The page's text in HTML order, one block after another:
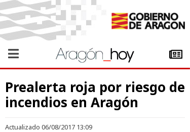
Prealerta roja por riesgo de
incendios en Aragón
Actualizado 06/08/2017 13:09